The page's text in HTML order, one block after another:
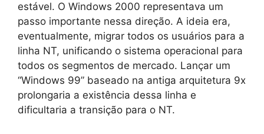
estável. O Windows 2000 representava um
passo importante nessa direção. A ideia era,
eventualmente, migrar todos os usuários para a
linha NT, unificando o sistema operacional para
todos os segmentos de mercado. Lançar um
“Windows 99” baseado na antiga arquitetura 9x
prolongaria a existência dessa linha e
dificultaria a transição para o NT.